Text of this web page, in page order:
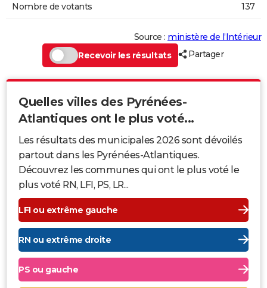
Nombre de votants 137
Source : ministère de l’Intérieur
Recevoir les résultats
Partager
Quelles villes des Pyrénées-
Atlantiques ont le plus voté...
Les résultats des municipales 2026 sont dévoilés
partout dans les Pyrénées-Atlantiques.
Découvrez les communes qui ont le plus voté le
plus voté RN, LFI, PS, LR...
LFI ou extrême gauche
RN ou extrême droite
PS ou gauche